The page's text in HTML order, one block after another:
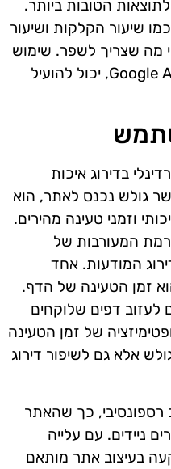
הטובות ביותר.
שיעור הקלקות ושיעור
מה שצריך לשפר. שימוש
בכלים של גוגל, כמו Google Analytics, יכול להועיל
בדירוג איכות
גולש נכנס לאתר, הוא
וזמני טעינה מהירים.
המעורבות של
המודעות. אחד
זמן הטעינה של הדף.
לעזוב דפים שלוקחים
אופטימיזציה של זמן הטעינה
אלא גם לשיפור דירוג
רספונסיבי, כך שהאתר
ניידים. עם עלייה
בעיצוב אתר מותאם